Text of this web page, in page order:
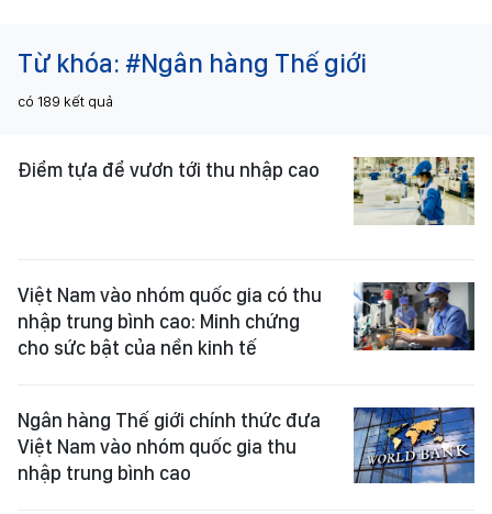
Từ khóa: #Ngân hàng Thế giới
có 189 kết quả
Điểm tựa để vươn tới thu nhập cao
Việt Nam vào nhóm quốc gia có thu
nhập trung bình cao: Minh chứng
cho sức bật của nền kinh tế
Ngân hàng Thế giới chính thức đưa
Việt Nam vào nhóm quốc gia thu
nhập trung bình cao